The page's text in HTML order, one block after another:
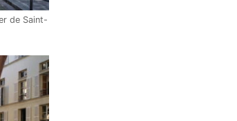
de Saint-